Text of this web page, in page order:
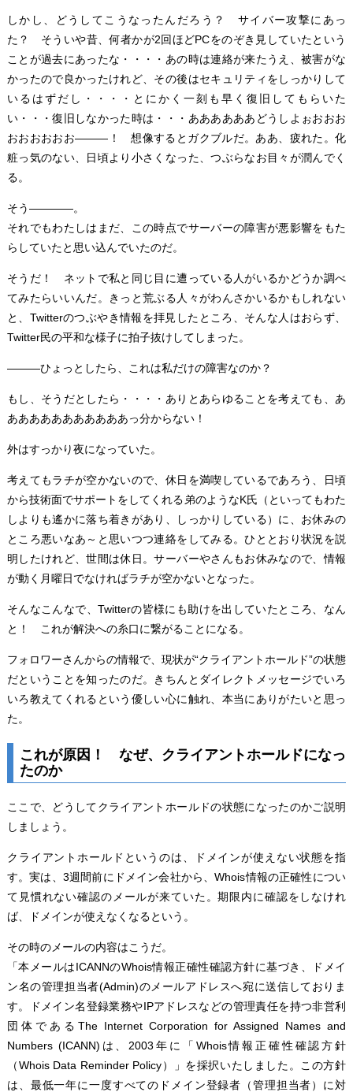
しかし、どうしてこうなったんだろう？ サイバー攻撃にあっ
た？ そういや昔、何者かが2回ほどPCをのぞき見していたという
ことが過去にあったな・・・・あの時は連絡が来たうえ、被害がな
かったので良かったけれど、その後はセキュリティをしっかりして
いるはずだし・・・・とにかく一刻も早く復旧してもらいた
い・・・復旧しなかった時は・・・ああああああどうしよぉおおお
おおおおおお―――！ 想像するとガクブルだ。ああ、疲れた。化
粧っ気のない、日頃より小さくなった、つぶらなお目々が潤んでく
る。
そう――――。
それでもわたしはまだ、この時点でサーバーの障害が悪影響をもた
らしていたと思い込んでいたのだ。
そうだ！ ネットで私と同じ目に遭っている人がいるかどうか調べ
てみたらいいんだ。きっと荒ぶる人々がわんさかいるかもしれない
と、Twitterのつぶやき情報を拝見したところ、そんな人はおらず、
Twitter民の平和な様子に拍子抜けしてしまった。
―――ひょっとしたら、これは私だけの障害なのか？
もし、そうだとしたら・・・・ありとあらゆることを考えても、あ
あああああああああああっ分からない！
外はすっかり夜になっていた。
考えてもラチが空かないので、休日を満喫しているであろう、日頃
から技術面でサポートをしてくれる弟のようなK氏（といってもわた
しよりも遙かに落ち着きがあり、しっかりしている）に、お休みの
ところ悪いなあ～と思いつつ連絡をしてみる。ひととおり状況を説
明したけれど、世間は休日。サーバーやさんもお休みなので、情報
が動く月曜日でなければラチが空かないとなった。
そんなこんなで、Twitterの皆様にも助けを出していたところ、なん
と！ これが解決への糸口に繋がることになる。
フォロワーさんからの情報で、現状が“クライアントホールド”の状態
だということを知ったのだ。きちんとダイレクトメッセージでいろ
いろ教えてくれるという優しい心に触れ、本当にありがたいと思っ
た。
これが原因！ なぜ、クライアントホールドになっ
たのか
ここで、どうしてクライアントホールドの状態になったのかご説明
しましょう。
クライアントホールドというのは、ドメインが使えない状態を指
す。実は、3週間前にドメイン会社から、Whois情報の正確性につい
て見慣れない確認のメールが来ていた。期限内に確認をしなけれ
ば、ドメインが使えなくなるという。
その時のメールの内容はこうだ。
「本メールはICANNのWhois情報正確性確認方針に基づき、ドメイ
ン名の管理担当者(Admin)のメールアドレスへ宛に送信しておりま
す。ドメイン名登録業務やIPアドレスなどの管理責任を持つ非営利
団体であるThe Internet Corporation for Assigned Names and
Numbers (ICANN)は、2003年に「Whois情報正確性確認方針
（Whois Data Reminder Policy）」を採択いたしました。この方針
は、最低一年に一度すべてのドメイン登録者（管理担当者）に対